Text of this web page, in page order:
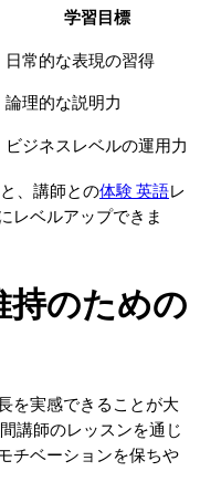
学習目標
日常的な表現の習得
論理的な説明力
ビジネスレベルの運用力
、講師との体験 英語レ
レベルアップできま
持のための
を実感できることが大
講師のレッスンを通じ
チベーションを保ちや